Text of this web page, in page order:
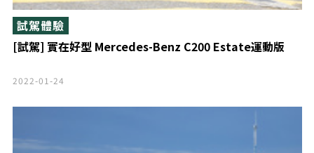
[試駕] 實在好型 Mercedes-Benz C200 Estate運動版
試駕體驗
2022-01-24